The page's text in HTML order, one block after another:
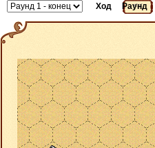
<<
Ход Раунд